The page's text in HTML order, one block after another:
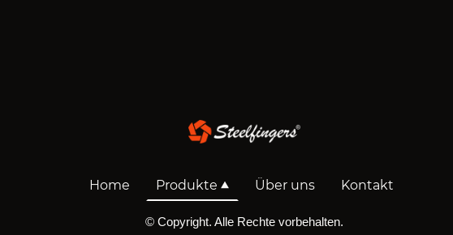
Home Produkte Über uns Kontakt
© Copyright. Alle Rechte vorbehalten.